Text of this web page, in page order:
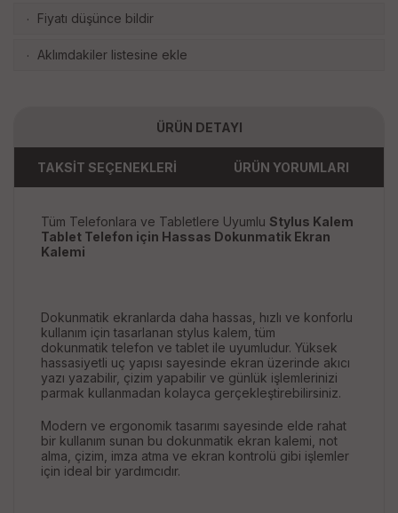
· Fiyatı düşünce bildir
· Aklımdakiler listesine ekle
ÜRÜN DETAYI
TAKSİT SEÇENEKLERİ ÜRÜN YORUMLARI
Tüm Telefonlara ve Tabletlere Uyumlu Stylus Kalem
Tablet Telefon için Hassas Dokunmatik Ekran
Kalemi
Dokunmatik ekranlarda daha hassas, hızlı ve konforlu
kullanım için tasarlanan stylus kalem, tüm
dokunmatik telefon ve tablet ile uyumludur. Yüksek
hassasiyetli uç yapısı sayesinde ekran üzerinde akıcı
yazı yazabilir, çizim yapabilir ve günlük işlemlerinizi
parmak kullanmadan kolayca gerçekleştirebilirsiniz.
Modern ve ergonomik tasarımı sayesinde elde rahat
bir kullanım sunan bu dokunmatik ekran kalemi, not
alma, çizim, imza atma ve ekran kontrolü gibi işlemler
için ideal bir yardımcıdır.